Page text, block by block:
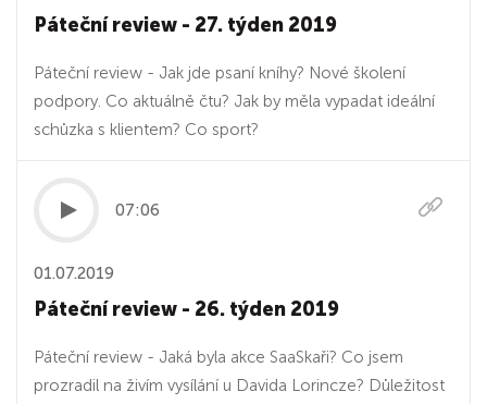
Páteční review - 27. týden 2019
Páteční review - Jak jde psaní kníhy? Nové školení
podpory. Co aktuálně čtu? Jak by měla vypadat ideální
schůzka s klientem? Co sport?
07:06
01.07.2019
Páteční review - 26. týden 2019
Páteční review - Jaká byla akce SaaSkaři? Co jsem
prozradil na živím vysílání u Davida Lorincze? Důležitost